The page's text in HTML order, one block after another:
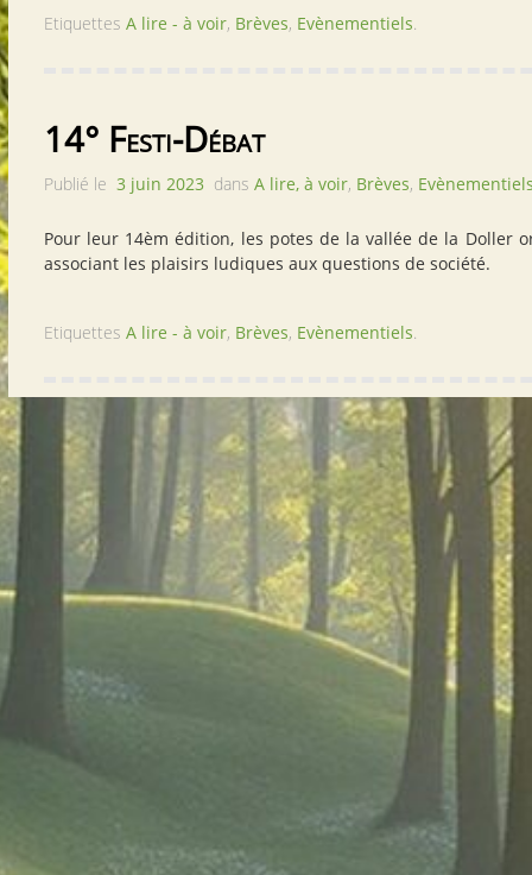
Etiquettes A lire - à voir, Brèves, Evènementiels.
14° Festi-Débat
Publié le 3 juin 2023 dans A lire, à voir, Brèves,
Pour leur 14èm édition, les potes de la vallée de la Doller
associant les plaisirs ludiques aux questions de société.
Etiquettes A lire - à voir, Brèves, Evènementiels.